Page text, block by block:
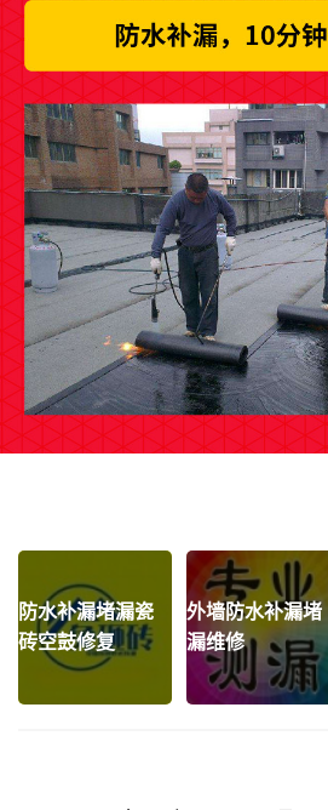
防水补漏堵漏瓷
砖空鼓修复
外墙防水补漏堵
漏维修